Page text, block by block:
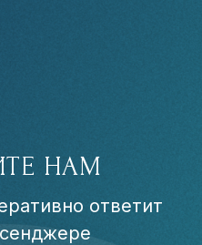
НАМ
ответит